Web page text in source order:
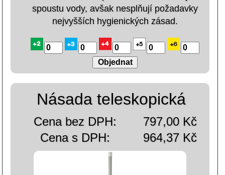
spoustu vody, avšak nesplňují požadavky
nejvyšších hygienických zásad.
Násada teleskopická
Cena bez DPH:
797,00 Kč
Cena s DPH:
964,37 Kč